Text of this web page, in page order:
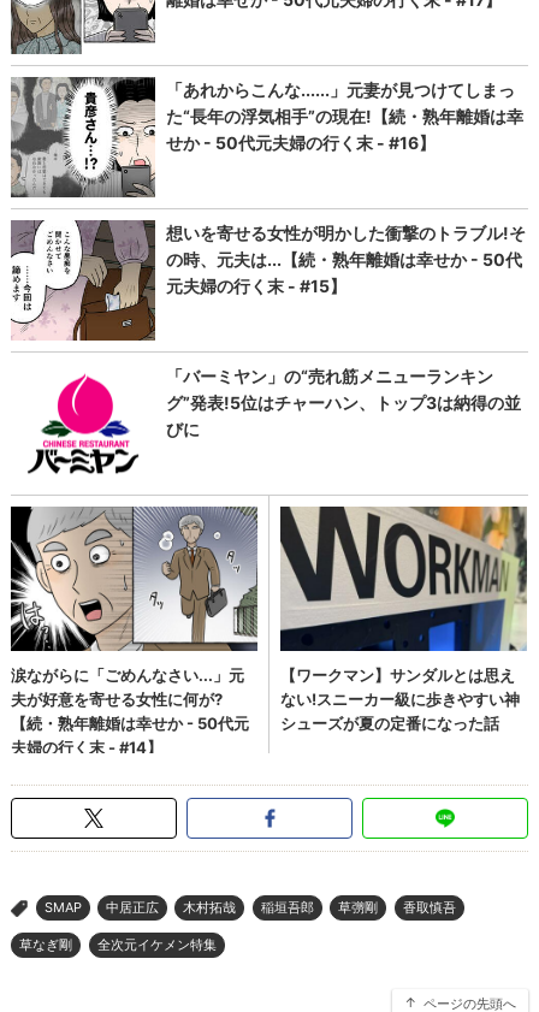
> SMAP 中居正広 木村拓哉 稲垣吾郎 草彅剛 香取慎吾
草なぎ剛 全次元イケメン特集
ページの先頭へ